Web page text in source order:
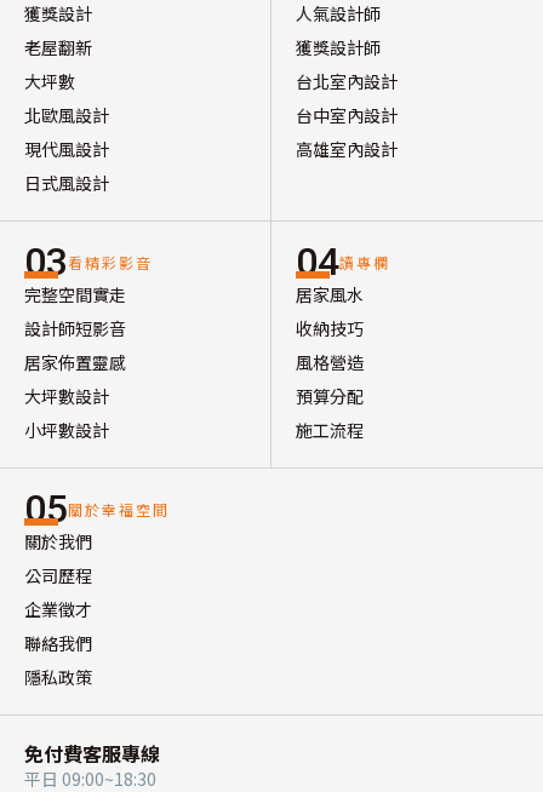
獲獎設計
老屋翻新
大坪數
北歐風設計
現代風設計
日式風設計
人氣設計師
獲獎設計師
台北室內設計
台中室內設計
高雄室內設計
03看精彩影音
完整空間實走
設計師短影音
居家佈置靈感
大坪數設計
小坪數設計
04讀專欄
居家風水
收納技巧
風格營造
預算分配
施工流程
05關於幸福空間
關於我們
公司歷程
企業徵才
聯絡我們
隱私政策
免付費客服專線
平日 09:00~18:30